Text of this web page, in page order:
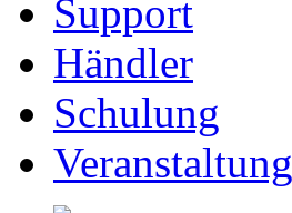
Support
Händler
Schulung
Veranstaltung